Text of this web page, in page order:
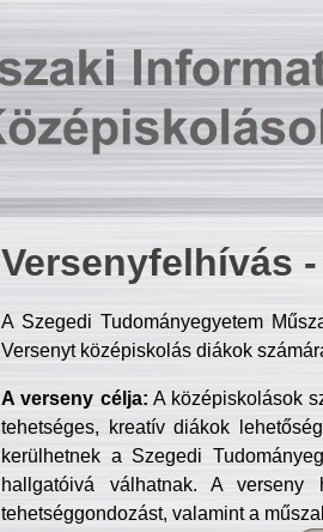
Versenyfelhívás -
A Szegedi Tudományegyetem
Versenyt középiskolás diákok
A verseny célja: A középiskolások
tehetséges, kreatív diákok
kerülhetnek a Szegedi
hallgatóivá válhatnak. A
tehetséggondozást, valamint a